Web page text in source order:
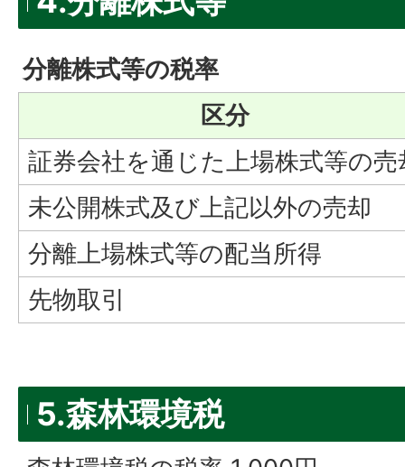
分離株式等の税率
区分
証券会社を通じた上場株式等の売
未公開株式及び上記以外の売却
分離上場株式等の配当所得
先物取引
5.森林環境税